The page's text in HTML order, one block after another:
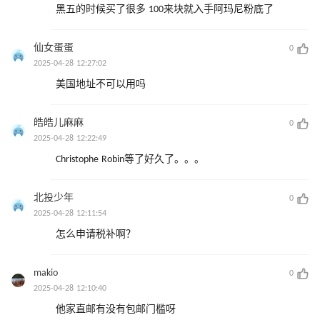
黑五的时候买了很多 100来块就入手阿玛尼粉底了
仙女蛋蛋
0
2025-04-28 12:27:02
美国地址不可以用吗
皓皓儿麻麻
0
2025-04-28 12:22:49
Christophe Robin等了好久了。。。
北投少年
0
2025-04-28 12:11:54
怎么申请税补啊？
makio
0
2025-04-28 12:10:40
他家直邮有没有包邮门槛呀